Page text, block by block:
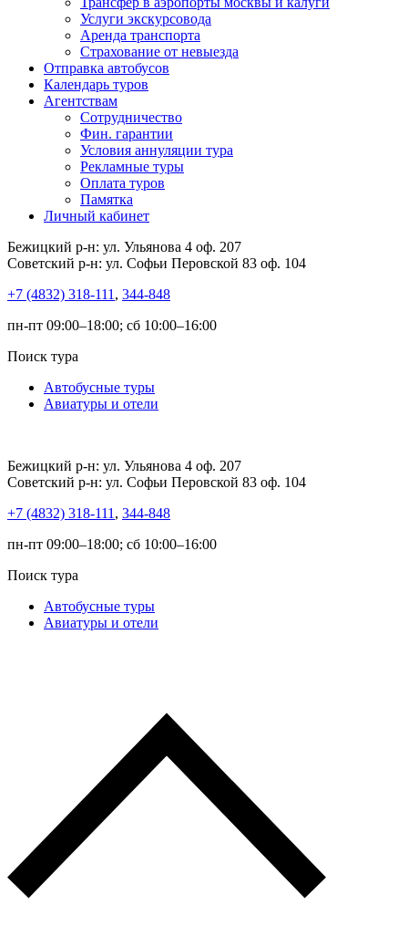
Услуги экскурсовода
Аренда транспорта
Страхование от невыезда
Отправка автобусов
Календарь туров
Агентствам
Сотрудничество
Фин. гарантии
Условия аннуляции тура
Рекламные туры
Оплата туров
Памятка
Личный кабинет
Бежицкий р-н: ул. Ульянова 4 оф. 207
Советский р-н: ул. Софьи Перовской 83 оф. 104
+7 (4832) 318-111 , 344-848
пн-пт 09:00–18:00; сб 10:00–16:00
Поиск тура
Автобусные туры
Авиатуры и отели
Бежицкий р-н: ул. Ульянова 4 оф. 207
Советский р-н: ул. Софьи Перовской 83 оф. 104
+7 (4832) 318-111 , 344-848
пн-пт 09:00–18:00; сб 10:00–16:00
Поиск тура
Автобусные туры
Авиатуры и отели